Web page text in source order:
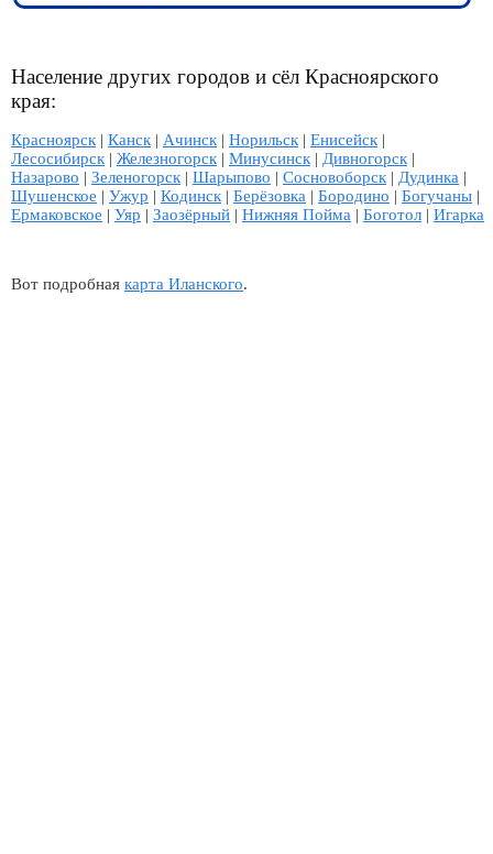
Население других городов и сёл Красноярского
края:
Красноярск | Канск | Ачинск | Норильск | Енисейск |
Лесосибирск | Железногорск | Минусинск | Дивногорск |
Назарово | Зеленогорск | Шарыпово | Сосновоборск | Дудинка |
Шушенское | Ужур | Кодинск | Берёзовка | Бородино | Богучаны |
Ермаковское | Уяр | Заозёрный | Нижняя Пойма | Боготол | Игарка
Вот подробная карта Иланского.